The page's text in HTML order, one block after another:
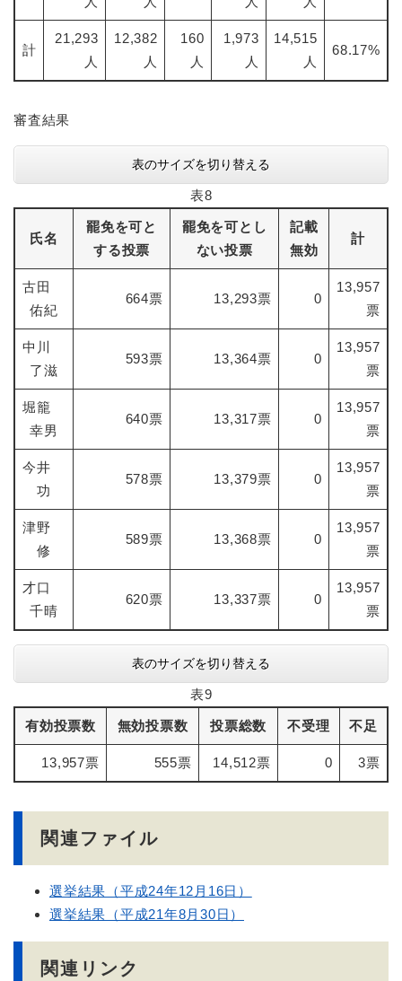
計
21,293
人
12,382
人
160
人
1,973
人
14,515
人
68.17%
審査結果
表のサイズを切り替える
表8
氏名
罷免を可と
する投票
罷免を可とし
ない投票
記載
無効
計
古田
佑紀
664票 13,293票 0
13,957
票
中川
了滋
593票 13,364票 0
13,957
票
堀籠
幸男
640票 13,317票 0
13,957
票
今井
功
578票 13,379票 0
13,957
票
津野
修
589票 13,368票 0
13,957
票
才口
千晴
620票 13,337票 0
13,957
票
表のサイズを切り替える
表9
有効投票数 無効投票数 投票総数 不受理 不足
13,957票 555票 14,512票 0 3票
関連ファイル
選挙結果（平成24年12月16日）
選挙結果（平成21年8月30日）
関連リンク